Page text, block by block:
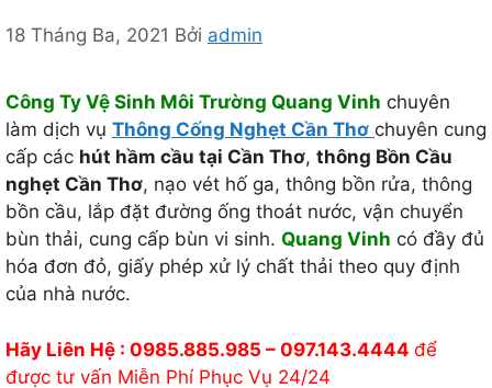
18 Tháng Ba, 2021 Bởi admin
Công Ty Vệ Sinh Môi Trường Quang Vinh chuyên
làm dịch vụ Thông Cống Nghẹt Cần Thơ chuyên cung
cấp các hút hầm cầu tại Cần Thơ, thông Bồn Cầu
nghẹt Cần Thơ, nạo vét hố ga, thông bồn rửa, thông
bồn cầu, lắp đặt đường ống thoát nước, vận chuyển
bùn thải, cung cấp bùn vi sinh. Quang Vinh có đầy đủ
hóa đơn đỏ, giấy phép xử lý chất thải theo quy định
của nhà nước.
Hãy Liên Hệ : 0985.885.985 – 097.143.4444 để
được tư vấn Miễn Phí Phục Vụ 24/24